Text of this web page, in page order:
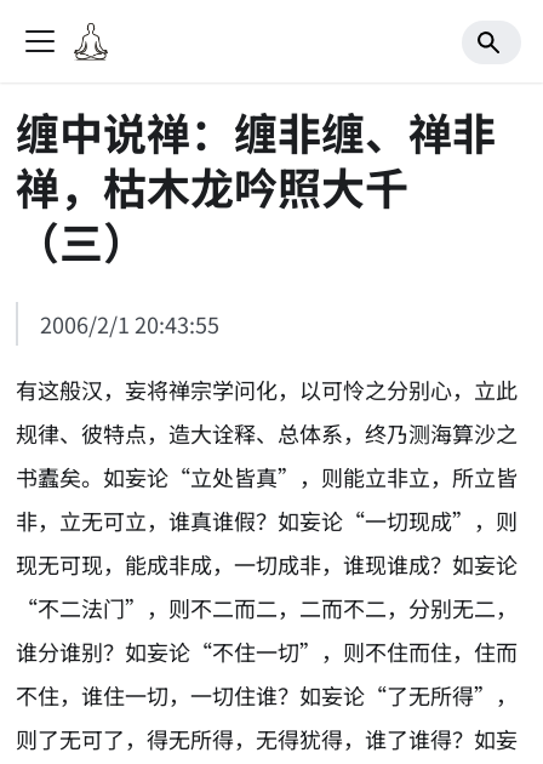
缠中说禅：缠非缠、禅非
禅，枯木龙吟照大千
（三）
2006/2/1 20:43:55
有这般汉，妄将禅宗学问化，以可怜之分别心，立此
规律、彼特点，造大诠释、总体系，终乃测海算沙之
书蠹矣。如妄论“立处皆真”，则能立非立，所立皆
非，立无可立，谁真谁假？如妄论“一切现成”，则
现无可现，能成非成，一切成非，谁现谁成？如妄论
“不二法门”，则不二而二，二而不二，分别无二，
谁分谁别？如妄论“不住一切”，则不住而住，住而
不住，谁住一切，一切住谁？如妄论“了无所得”，
则了无可了，得无所得，无得犹得，谁了谁得？如妄